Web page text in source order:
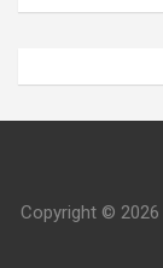
Copyright © 2026